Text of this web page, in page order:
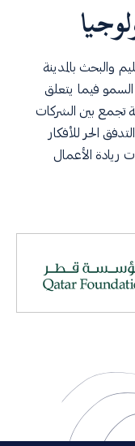
والبحث بالمدينة
السمو فيما يتعلق
تجمع بين الشركات
الحر للأفكار
ريادة الأعمال